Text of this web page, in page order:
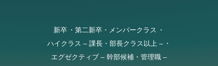
新卒
第二新卒・メンバークラス
ハイクラス – 課長・部長クラス以上 –
エグゼクティブ – 幹部候補・管理職 –